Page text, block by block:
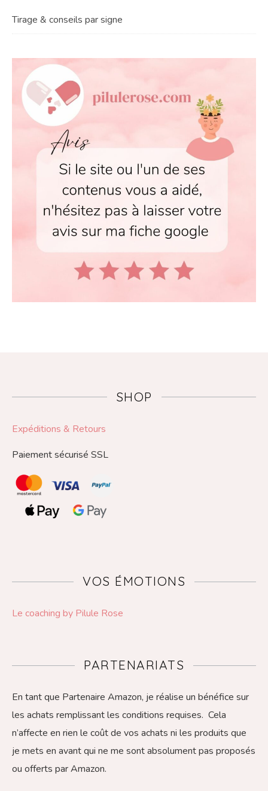
Tirage & conseils par signe
SHOP
Expéditions & Retours
Paiement sécurisé SSL
VOS ÉMOTIONS
Le coaching by Pilule Rose
PARTENARIATS
En tant que Partenaire Amazon, je réalise un bénéfice sur
les achats remplissant les conditions requises. Cela
n’affecte en rien le coût de vos achats ni les produits que
je mets en avant qui ne me sont absolument pas proposés
ou offerts par Amazon.